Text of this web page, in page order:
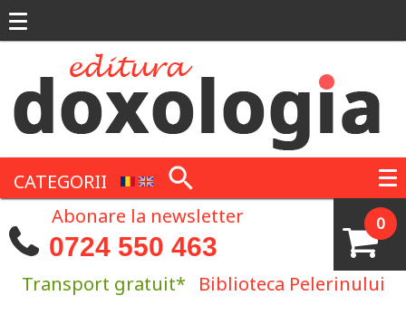
CATEGORII
0
Abonare la newsletter
0724 550 463
Transport gratuit* Biblioteca Pelerinului